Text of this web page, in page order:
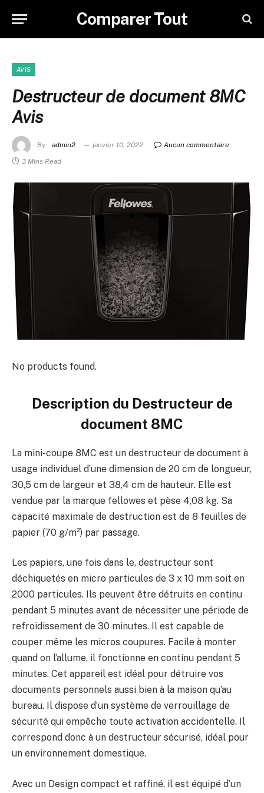
Comparer Tout
AVIS
Destructeur de document 8MC
Avis
By admin2 janvier 10, 2022
Aucun commentaire
3 Mins Read
No products found.
Description du Destructeur de
document 8MC
La mini-coupe 8MC est un destructeur de document à
usage individuel d’une dimension de 20 cm de longueur,
30,5 cm de largeur et 38,4 cm de hauteur. Elle est
vendue par la marque fellowes et pèse 4,08 kg. Sa
capacité maximale de destruction est de 8 feuilles de
papier (70 g/m²) par passage.
Les papiers, une fois dans le, destructeur sont
déchiquetés en micro particules de 3 x 10 mm soit en
2000 particules. Ils peuvent être détruits en continu
pendant 5 minutes avant de nécessiter une période de
refroidissement de 30 minutes. Il est capable de
couper même les micros coupures. Facile à monter
quand on l’allume, il fonctionne en continu pendant 5
minutes. Cet appareil est idéal pour détruire vos
documents personnels aussi bien à la maison qu’au
bureau. Il dispose d’un système de verrouillage de
sécurité qui empêche toute activation accidentelle. Il
correspond donc à un destructeur sécurisé, idéal pour
un environnement domestique.
Avec un Design compact et raffiné, il est équipé d’un